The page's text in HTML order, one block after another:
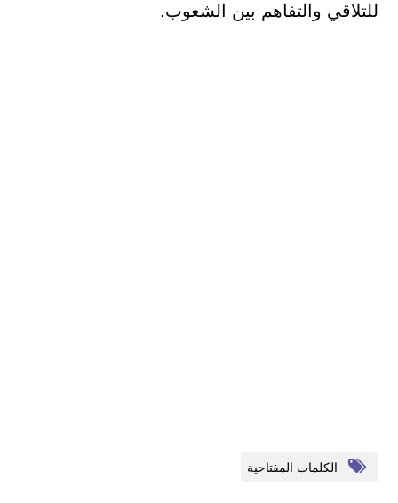
للتلاقي والتفاهم بين الشعوب.
الكلمات المفتاحية